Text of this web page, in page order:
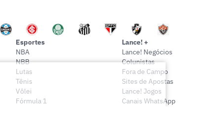
Esportes
NBA
NBB
Lutas
Tênis
Vôlei
Fórmula 1
Lance! +
Lance! Negócios
Colunistas
Fora de Campo
Sites de Apostas
Lance! Jogos
Canais WhatsApp